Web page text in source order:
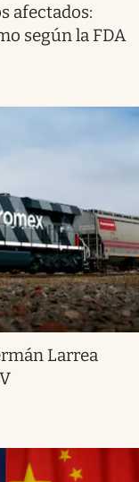
afectados:
según la FDA
Larrea